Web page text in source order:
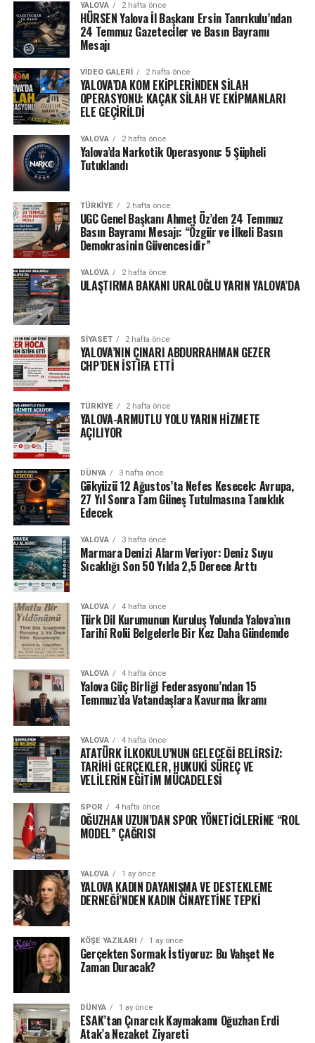
YALOVA 2 hafta önce
HÜRSEN Yalova İl Başkanı Ersin Tanrıkulu’ndan
24 Temmuz Gazeteciler ve Basın Bayramı
Mesajı
VIDEO GALERI 2 hafta önce
YALOVA’DA KOM EKİPLERİNDEN SİLAH
OPERASYONU: KAÇAK SİLAH VE EKİPMANLARI
ELE GEÇİRİLDİ
YALOVA 2 hafta önce
Yalova’da Narkotik Operasyonu: 5 Şüpheli
Tutuklandı
TÜRKIYE 2 hafta önce
UGC Genel Başkanı Ahmet Öz’den 24 Temmuz
Basın Bayramı Mesajı: “Özgür ve İlkeli Basın
Demokrasinin Güvencesidir”
YALOVA 2 hafta önce
ULAŞTIRMA BAKANI URALOĞLU YARIN YALOVA’DA
SIYASET 2 hafta önce
YALOVA’NIN ÇINARI ABDURRAHMAN GEZER
CHP’DEN İSTİFA ETTİ
TÜRKIYE 2 hafta önce
YALOVA-ARMUTLU YOLU YARIN HİZMETE
AÇILIYOR
DÜNYA 3 hafta önce
Gökyüzü 12 Ağustos’ta Nefes Kesecek: Avrupa,
27 Yıl Sonra Tam Güneş Tutulmasına Tanıklık
Edecek
YALOVA 3 hafta önce
Marmara Denizi Alarm Veriyor: Deniz Suyu
Sıcaklığı Son 50 Yılda 2,5 Derece Arttı
YALOVA 4 hafta önce
Türk Dil Kurumunun Kuruluş Yolunda Yalova’nın
Tarihî Rolü Belgelerle Bir Kez Daha Gündemde
YALOVA 4 hafta önce
Yalova Güç Birliği Federasyonu’ndan 15
Temmuz’da Vatandaşlara Kavurma İkramı
YALOVA 4 hafta önce
ATATÜRK İLKOKULU’NUN GELECEĞİ BELİRSİZ:
TARİHİ GERÇEKLER, HUKUKİ SÜREÇ VE
VELİLERİN EĞİTİM MÜCADELESİ
SPOR 4 hafta önce
OĞUZHAN UZUN’DAN SPOR YÖNETİCİLERİNE “ROL
MODEL” ÇAĞRISI
YALOVA 1 ay önce
YALOVA KADIN DAYANIŞMA VE DESTEKLEME
DERNEĞİ’NDEN KADIN CİNAYETİNE TEPKİ
KÖŞE YAZILARI 1 ay önce
Gerçekten Sormak İstiyoruz: Bu Vahşet Ne
Zaman Duracak?
DÜNYA 1 ay önce
ESAK’tan Çınarcık Kaymakamı Oğuzhan Erdi
Atak’a Nezaket Ziyareti